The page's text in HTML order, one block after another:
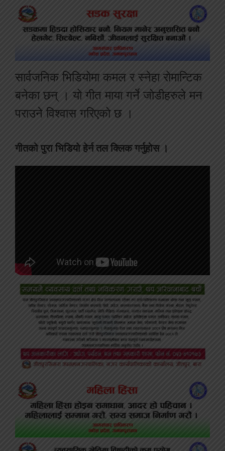
सार्वजनिक भिडियोमा कमल र स्नेहा रोमान्टिक
बनेका छन् । यो गीत माया गर्ने जोडीहरुले मन
पराउने विश्वास गरिएको छ ।
गीतको पुरा भिडियो हेर्न तल क्लिक गर्नुहोस ।